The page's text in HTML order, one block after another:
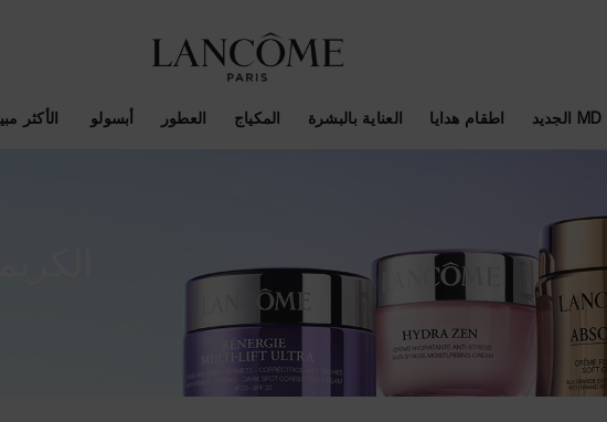
اطقام هدايا العناية بالبشرة المكياج العطور أبسولو ​ الأكثر